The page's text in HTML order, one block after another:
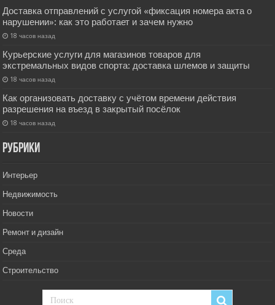
Доставка отправлений с услугой «фиксация номера акта о
нарушении»: как это работает и зачем нужно
18 часов назад
Курьерские услуги для магазинов товаров для
экстремальных видов спорта: доставка шлемов и защиты
18 часов назад
Как организовать доставку с учётом времени действия
разрешения на въезд в закрытый посёлок
18 часов назад
РУбрики
Интерьер
Недвижимость
Новости
Ремонт и дизайн
Среда
Строительство